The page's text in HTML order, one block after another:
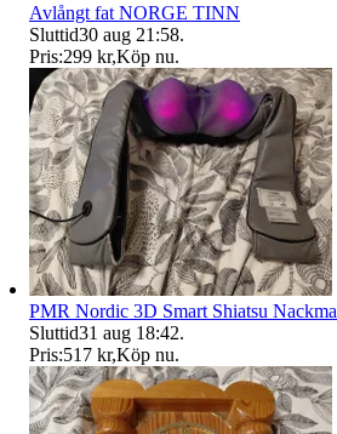
Avlångt fat NORGE TINN
Sluttid30 aug 21:58.
Pris:299 kr,Köp nu.
PMR Nordic 3D Smart Shiatsu
Sluttid31 aug 18:42.
Pris:517 kr,Köp nu.